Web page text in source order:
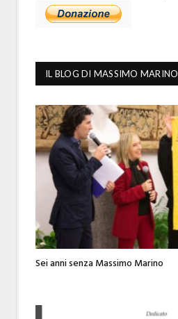
IL BLOG DI MASSIMO MARINO
Sei anni senza Massimo Marino